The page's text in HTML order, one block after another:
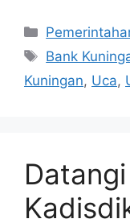
Kategori
Tag
Bank
Kuningan, Uca,